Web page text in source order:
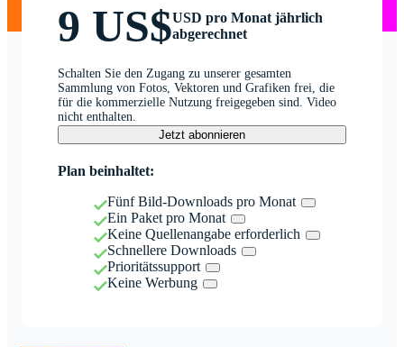
9 US$USD pro Monat jährlich
abgerechnet
Schalten Sie den Zugang zu unserer gesamten
Sammlung von Fotos, Vektoren und Grafiken frei, die
für die kommerzielle Nutzung freigegeben sind. Video
nicht enthalten.
Jetzt abonnieren
Plan beinhaltet:
Fünf Bild-Downloads pro Monat
Ein Paket pro Monat
Keine Quellenangabe erforderlich
Schnellere Downloads
Prioritätssupport
Keine Werbung